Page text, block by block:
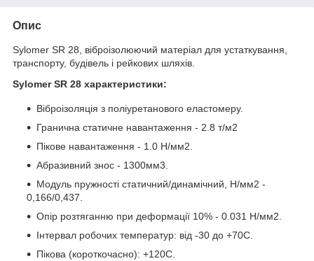
Опис
Sylomer SR 28, віброізолюючий матеріал для устаткування,
транспорту, будівель і рейкових шляхів.
Sylomer SR 28 характеристики:
Віброізоляція з поліуретанового еластомеру.
Гранична статичне навантаження - 2.8 т/м2
Пікове навантаження - 1.0 Н/мм2.
Абразивний знос - 1300мм3.
Модуль пружності статичний/динамічний, Н/мм2 -
0,166/0,437.
Опір розтяганню при деформації 10% - 0.031 Н/мм2.
Інтервал робочих температур: від -30 до +70С.
Пікова (короткочасно): +120С.